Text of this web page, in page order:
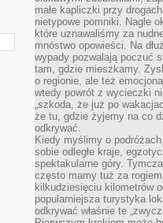
małe kapliczki przy
nietypowe pomniki. Nagle
które uznawaliśmy za
mnóstwo opowieści. Na
wypady pozwalają poczuć
tam, gdzie mieszkamy.
o regionie, ale też
wtedy powrót z wycieczki
„szkoda, że już po
że tu, gdzie żyjemy na co
odkrywać.
Kiedy myślimy o
sobie odległe kraje,
spektakularne góry.
często mamy tuż za
kilkudziesięciu kilometrów
popularniejsza turystyka
odkrywać właśnie te